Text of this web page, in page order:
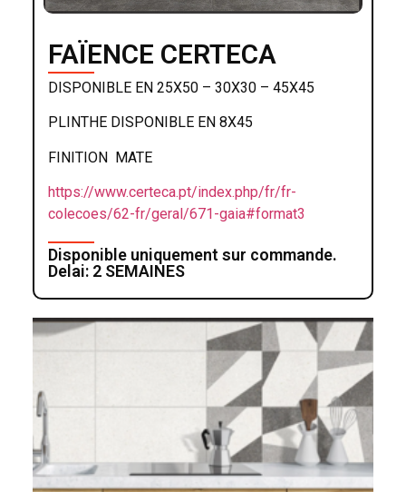
FAÏENCE CERTECA
DISPONIBLE EN 25X50 – 30X30 – 45X45
PLINTHE DISPONIBLE EN 8X45
FINITION MATE
https://www.certeca.pt/index.php/fr/fr-
colecoes/62-fr/geral/671-gaia#format3
Disponible uniquement sur commande.
Delai: 2 SEMAINES